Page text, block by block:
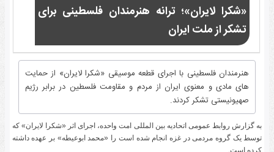
«شکرا لایران»؛ ترانه هنرمندان فلسطینی برای
تشکر از ملت ایران
هنرمندان فلسطینی با اجرای قطعه موسیقی «شکرا لایران» از حمایت
های مادی و معنوی ایران از مردم و مقاومت فلسطین در برابر رژیم
صهیونیستی تشکر کردند.
به گزارش روابط عمومی اتحادیه بین المللی امت واحده، اجرای اثر «شکرا لایران» که
توسط یک گروه مردمی در غزه انجام شده است را «محمد ابوعیطه» بر عهده داشته
کرده است.